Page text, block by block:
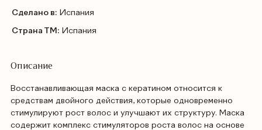
Сделано в: Испания
Страна ТМ: Испания
Описание
Восстанавливающая маска с кератином относится к
средствам двойного действия, которые одновременно
стимулируют рост волос и улучшают их структуру. Маска
содержит комплекс стимуляторов роста волос на основе